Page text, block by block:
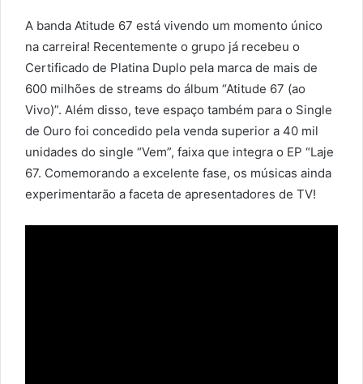
A banda Atitude 67 está vivendo um momento único
na carreira! Recentemente o grupo já recebeu o
Certificado de Platina Duplo pela marca de mais de
600 milhões de streams do álbum “Atitude 67 (ao
Vivo)”. Além disso, teve espaço também para o Single
de Ouro foi concedido pela venda superior a 40 mil
unidades do single “Vem”, faixa que integra o EP “Laje
67. Comemorando a excelente fase, os músicas ainda
experimentarão a faceta de apresentadores de TV!